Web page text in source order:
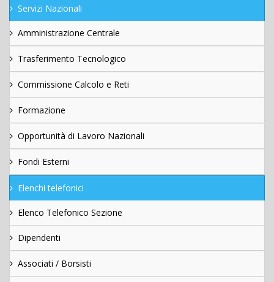
Servizi Nazionali
Amministrazione Centrale
Trasferimento Tecnologico
Commissione Calcolo e Reti
Formazione
Opportunità di Lavoro Nazionali
Fondi Esterni
Elenchi telefonici
Elenco Telefonico Sezione
Dipendenti
Associati / Borsisti